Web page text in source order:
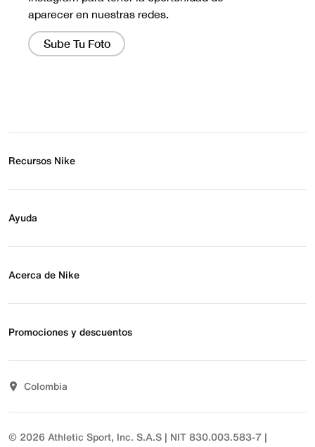
Recursos Nike
Regístrate para recibir correos
Ayuda
Preguntas frecuentes
Devoluciones
Comunicate con nosotros
Acerca de Nike
Noticias
Sostenibilidad
Promociones y descuentos
T&C actividades comerciales
Colombia
© 2026 Athletic Sport, Inc. S.A.S | NIT 830.003.583-7 |